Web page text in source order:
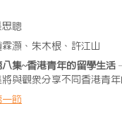
思聰
霖灝、朱木根、許江山
八集~香港青年的留學生活
將與觀眾分享不同香港青
一節